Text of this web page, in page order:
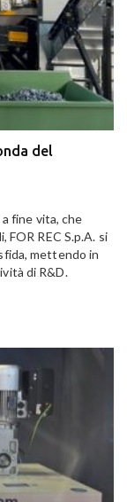
del
fine vita, che
FOR REC S.p.A. si
mettendo in
di R&D.